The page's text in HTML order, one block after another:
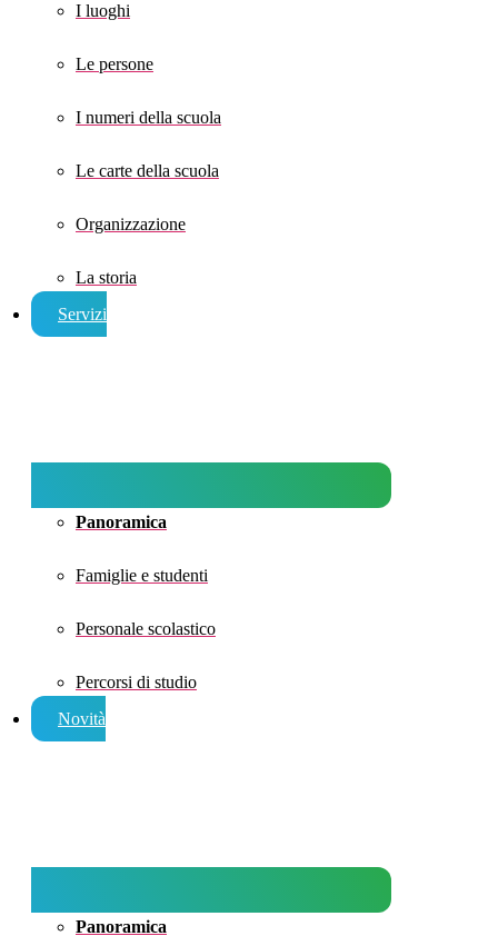
I luoghi
Le persone
I numeri della scuola
Le carte della scuola
Organizzazione
La storia
Servizi
Panoramica
Famiglie e studenti
Personale scolastico
Percorsi di studio
Novità
Panoramica